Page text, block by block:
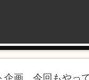
企画 今回もやって